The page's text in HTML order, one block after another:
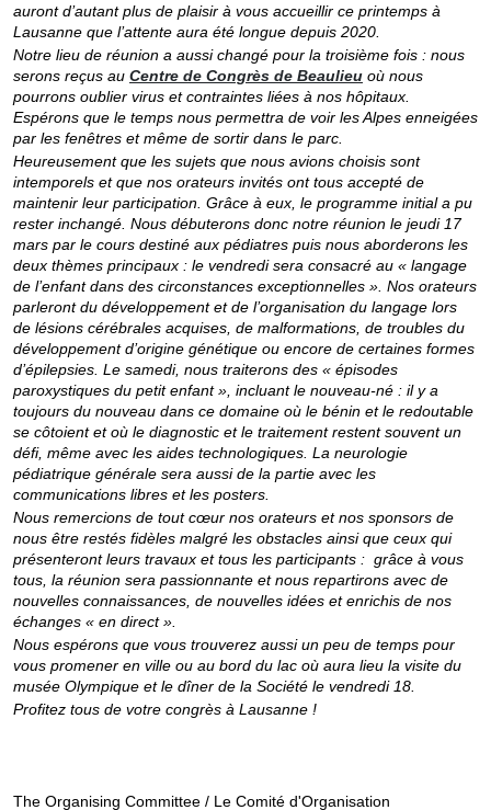
auront d’autant plus de plaisir à vous accueillir ce printemps à
Lausanne que l’attente aura été longue depuis 2020.
Notre lieu de réunion a aussi changé pour la troisième fois : nous
serons reçus au Centre de Congrès de Beaulieu où nous
pourrons oublier virus et contraintes liées à nos hôpitaux.
Espérons que le temps nous permettra de voir les Alpes enneigées
par les fenêtres et même de sortir dans le parc.
Heureusement que les sujets que nous avions choisis sont
intemporels et que nos orateurs invités ont tous accepté de
maintenir leur participation. Grâce à eux, le programme initial a pu
rester inchangé. Nous débuterons donc notre réunion le jeudi 17
mars par le cours destiné aux pédiatres puis nous aborderons les
deux thèmes principaux : le vendredi sera consacré au « langage
de l’enfant dans des circonstances exceptionnelles ». Nos orateurs
parleront du développement et de l’organisation du langage lors
de lésions cérébrales acquises, de malformations, de troubles du
développement d’origine génétique ou encore de certaines formes
d’épilepsies. Le samedi, nous traiterons des « épisodes
paroxystiques du petit enfant », incluant le nouveau-né : il y a
toujours du nouveau dans ce domaine où le bénin et le redoutable
se côtoient et où le diagnostic et le traitement restent souvent un
défi, même avec les aides technologiques. La neurologie
pédiatrique générale sera aussi de la partie avec les
communications libres et les posters.
Nous remercions de tout cœur nos orateurs et nos sponsors de
nous être restés fidèles malgré les obstacles ainsi que ceux qui
présenteront leurs travaux et tous les participants : grâce à vous
tous, la réunion sera passionnante et nous repartirons avec de
nouvelles connaissances, de nouvelles idées et enrichis de nos
échanges « en direct ».
Nous espérons que vous trouverez aussi un peu de temps pour
vous promener en ville ou au bord du lac où aura lieu la visite du
musée Olympique et le dîner de la Société le vendredi 18.
Profitez tous de votre congrès à Lausanne !
The Organising Committee / Le Comité d'Organisation